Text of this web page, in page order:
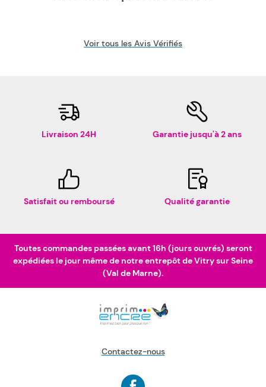
Voir tous les Avis Vérifiés
Livraison 24H Garantie jusqu'à 2 ans
Satisfait ou remboursé Qualité garantie
Toutes commandes passées avant 16h (jours ouvrés) seront
expédiées le jour même de notre entrepôt de Vitry sur Seine
(Val de Marne).
Contactez-nous